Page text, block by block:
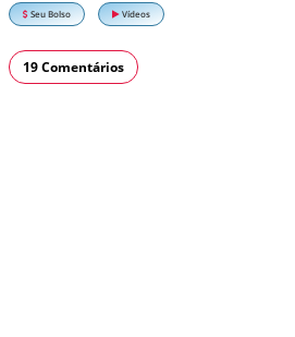
Seu Bolso Vídeos
19 Comentários